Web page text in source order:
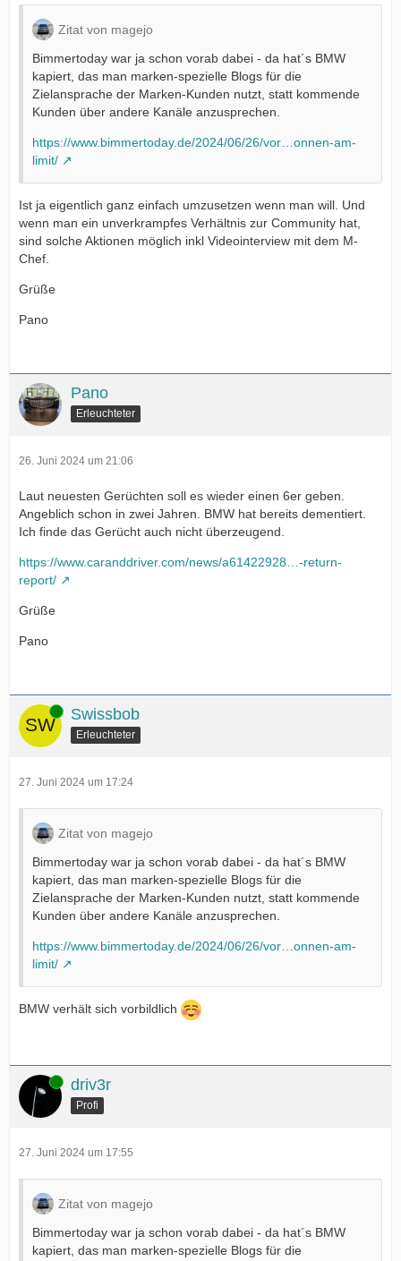
Zitat von magejo
Bimmertoday war ja schon vorab dabei - da hat´s BMW
kapiert, das man marken-spezielle Blogs für die
Zielansprache der Marken-Kunden nutzt, statt kommende
Kunden über andere Kanäle anzusprechen.
https://www.bimmertoday.de/2024/06/26/vor…onnen-am-
limit/
Ist ja eigentlich ganz einfach umzusetzen wenn man will. Und
wenn man ein unverkrampfes Verhältnis zur Community hat,
sind solche Aktionen möglich inkl Videointerview mit dem M-
Chef.
Grüße
Pano
Pano
Erleuchteter
26. Juni 2024 um 21:06
Laut neuesten Gerüchten soll es wieder einen 6er geben.
Angeblich schon in zwei Jahren. BMW hat bereits dementiert.
Ich finde das Gerücht auch nicht überzeugend.
https://www.caranddriver.com/news/a61422928…-return-
report/
Grüße
Pano
Online Swissbob
Erleuchteter
27. Juni 2024 um 17:24
Zitat von magejo
Bimmertoday war ja schon vorab dabei - da hat´s BMW
kapiert, das man marken-spezielle Blogs für die
Zielansprache der Marken-Kunden nutzt, statt kommende
Kunden über andere Kanäle anzusprechen.
https://www.bimmertoday.de/2024/06/26/vor…onnen-am-
limit/
BMW verhält sich vorbildlich
Online driv3r
Profi
27. Juni 2024 um 17:55
Zitat von magejo
Bimmertoday war ja schon vorab dabei - da hat´s BMW
kapiert, das man marken-spezielle Blogs für die